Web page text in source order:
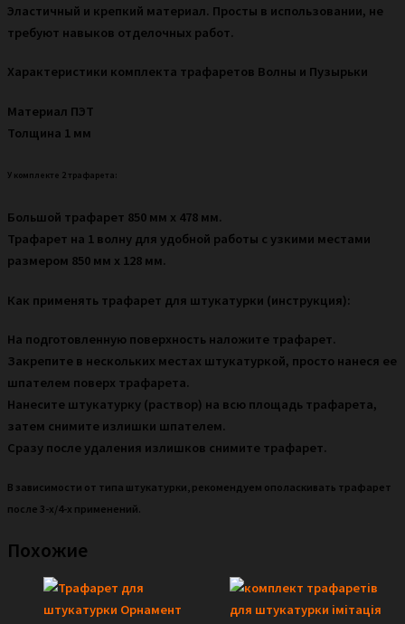
1
мм
Эластичный и крепкий материал. Просты в использовании, не
требуют навыков отделочных работ.
Характеристики комплекта трафаретов Волны и Пузырьки
Материал ПЭТ
Толщина 1 мм
У комплекте 2 трафарета:
Большой трафарет 850 мм х 478 мм.
Трафарет на 1 волну для удобной работы с узкими местами
размером 850 мм х 128 мм.
Как применять трафарет для штукатурки (инструкция):
На подготовленную поверхность наложите трафарет.
Закрепите в нескольких местах штукатуркой, просто нанеся ее
шпателем поверх трафарета.
Нанесите штукатурку (раствор) на всю площадь трафарета,
затем снимите излишки шпателем.
Сразу после удаления излишков снимите трафарет.
В зависимости от типа штукатурки, рекомендуем ополаскивать трафарет
после 3-х/4-х применений.
Похожие